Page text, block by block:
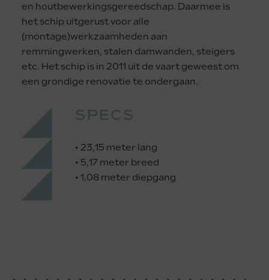
en houtbewerkingsgereedschap. Daarmee is
het schip uitgerust voor alle
(montage)werkzaamheden aan
remmingwerken, stalen damwanden, steigers
etc. Het schip is in 2011 uit de vaart geweest om
een grondige renovatie te ondergaan.
SPECS
• 23,15 meter lang
• 5,17 meter breed
• 1,08 meter diepgang